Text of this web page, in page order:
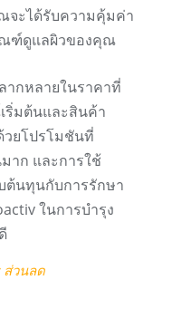
จะได้รับความคุ้มค่า
ฑ์ดูแลผิวของคุณ
กหลายในราคาที่
ริ่มต้นและสินค้า
วยโปรโมชันที่
าก และการใช้
ต้นทุนกับการรักษา
ในการบำรุง
ส่วนลด